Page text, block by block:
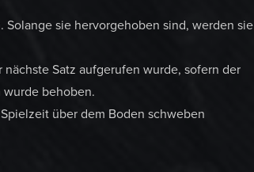
sie hervorgehoben sind, werden sie
Satz aufgerufen wurde, sofern der
behoben.
über dem Boden schweben